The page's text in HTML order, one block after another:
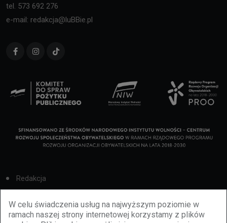
W celu świadczenia usług na najwyższym poziomie w
ramach naszej strony internetowej korzystamy z plików
tel. 573 692 276
e-mail: redakcja@luBBie.pl
Redakcja
Cookies
Reklama